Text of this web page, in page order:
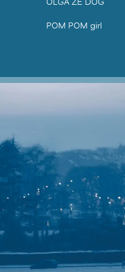
OLGA ZE DOG
POM POM girl